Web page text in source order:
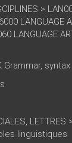
>
LANGUAGE
LANGUAGE
linguistiques